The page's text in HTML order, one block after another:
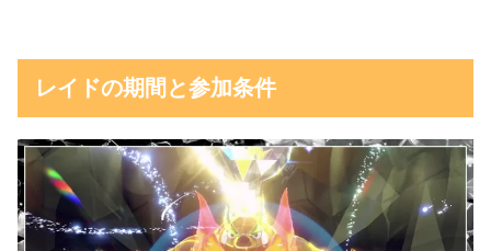
レイドの期間と参加条件